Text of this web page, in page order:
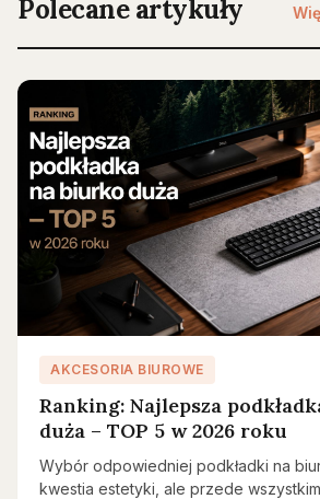
Polecane artykuły
AKCESORIA BIUROWE
Ranking: Najlepsza
duża – TOP 5 w 2026 roku
Wybór odpowiedniej podkładki na
kwestia estetyki, ale przede